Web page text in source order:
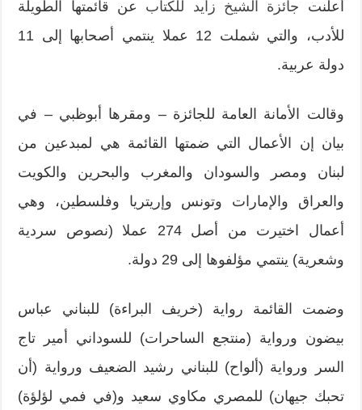
أعلنت جائزة الشيخ زايد للكتاب عن قائمتها الطويلة
للأدب، والتي شملت 12 عملا ينتمي أصحابها إلى 11
دولة عربية.
وقالت الأمانة العامة للجائزة – ومقرها أبوظبي – في
بيان إن الأعمال التي ضمتها القائمة هي لمبدعين من
لبنان ومصر والسودان والمغرب والبحرين والكويت
والعراق والإمارات وتونس وإريتريا وفلسطين، وهي
أعمال اختيرت من أصل 274 عملا (نصوص سردية
وشعرية) ينتمي مؤلفوها إلى 29 دولة.
وضمت القائمة رواية (خريف البراءة) للبناني عباس
بيضون ورواية (منتجع الساحرات) للسوداني أمير تاج
السر ورواية (ألواح) للبناني رشيد الضعيف ورواية (أن
تحبك جيهان) للمصري مكاوي سعيد و(في فمي لؤلؤة)